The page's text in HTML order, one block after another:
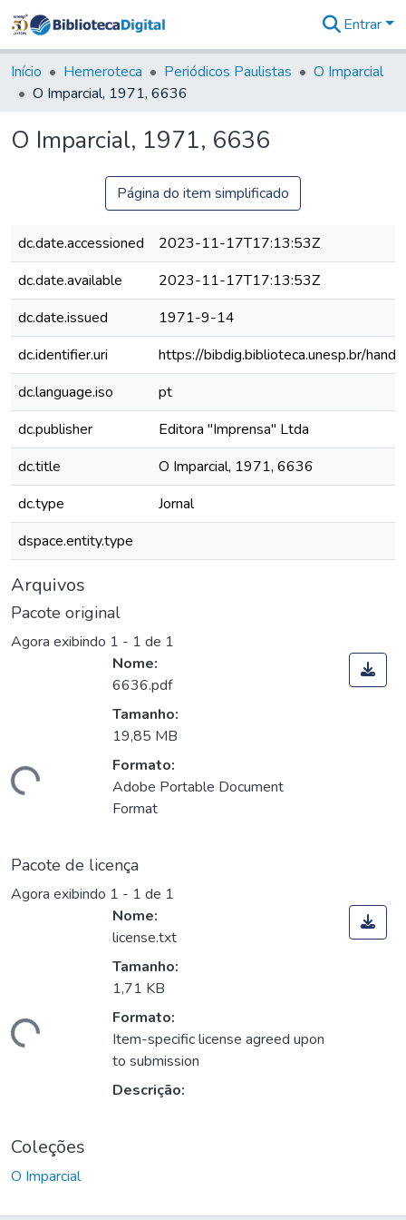
&
Coleções
Tudo na
Digital
Entrar
Início Hemeroteca Periódicos Paulistas
O Imparcial
O Imparcial, 1971, 6636
O Imparcial, 1971, 6636
Página do item simplificado
dc.date.accessioned
2023-11-17T17:13:53Z
dc.date.available
2023-11-17T17:13:53Z
dc.date.issued
1971-9-14
dc.identifier.uri
https://bibdig.biblioteca.unesp.br/
dc.language.iso
pt
dc.publisher
Editora "Imprensa" Ltda
dc.title
O Imparcial, 1971, 6636
dc.type
Jornal
dspace.entity.type
Arquivos
Pacote original
Agora exibindo 1 - 1 de 1
Nome:
6636.pdf
Tamanho:
19,85 MB
Formato:
Adobe Portable Document
Format
Pacote de licença
Agora exibindo 1 - 1 de 1
Nome:
license.txt
Tamanho:
1,71 KB
Formato:
Item-specific license agreed upon
to submission
Descrição:
Coleções
O Imparcial